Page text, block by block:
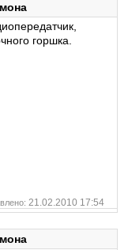
горшка.
21.02.2010 17:54